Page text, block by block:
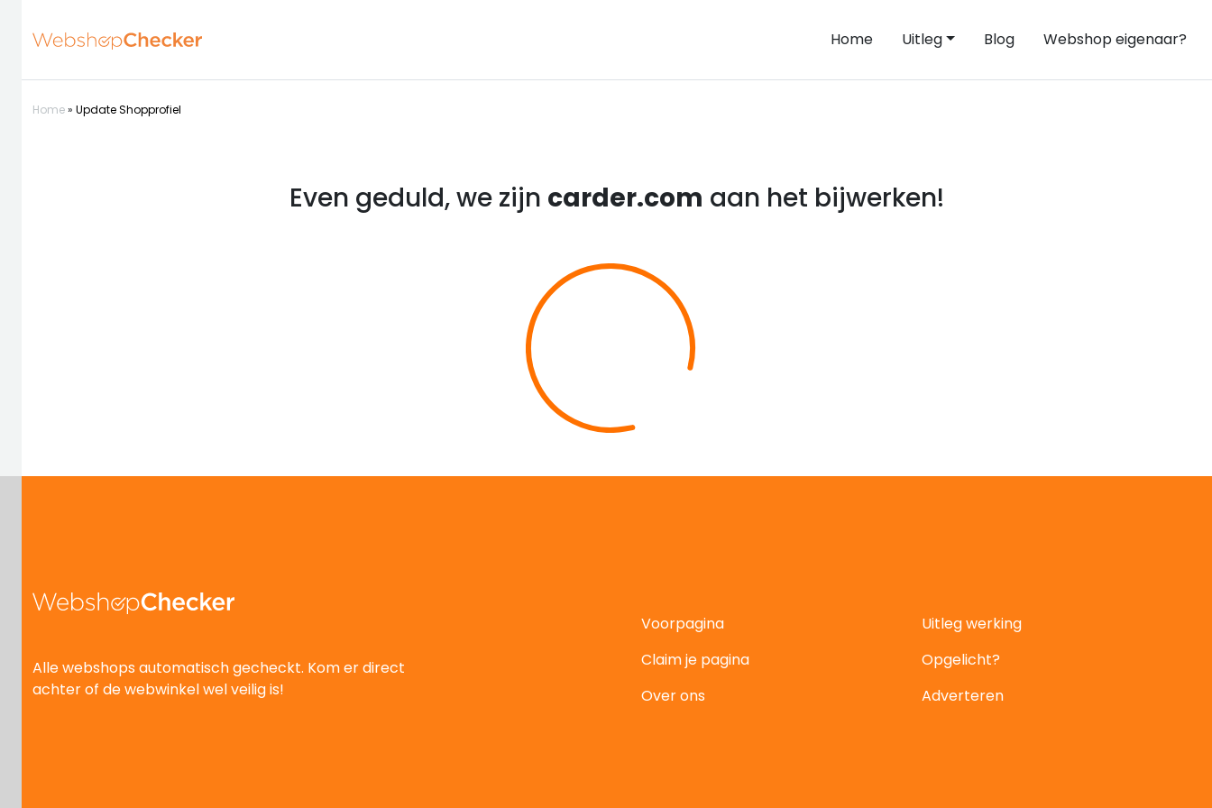
Home Uitleg Blog Webshop eigenaar?
Home» Update Shopprofiel
Even geduld, we zijn carder.com aan het bijwerken!
Alle webshops automatisch gecheckt. Kom er direct
achter of de webwinkel wel veilig is!
Voorpagina
Uitleg werking
Claim je pagina
Opgelicht?
Over ons
Adverteren